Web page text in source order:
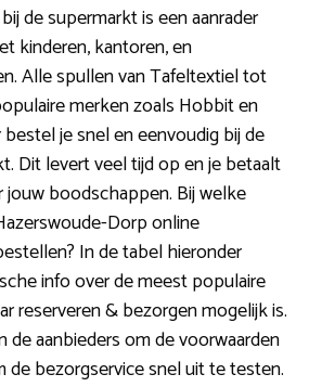
de supermarkt is een aanrader
kinderen, kantoren, en
Alle spullen van Tafeltextiel tot
merken zoals Hobbit en
je snel en eenvoudig bij de
Dit levert veel tijd op en je betaalt
boodschappen. Bij welke
Dorp online
In de tabel hieronder
info over de meest populaire
reserveren & bezorgen mogelijk is.
de aanbieders om de voorwaarden
bezorgservice snel uit te testen.